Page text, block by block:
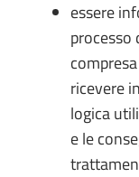
essere
processo
ricevere
logica
e le